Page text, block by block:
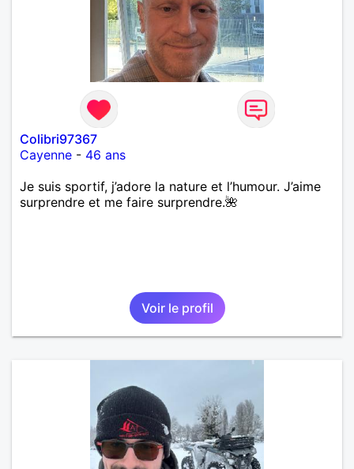
Colibri97367
Cayenne - 46 ans
Je suis sportif, j’adore la nature et l’humour. J’aime
surprendre et me faire surprendre.🌺
Voir le profil